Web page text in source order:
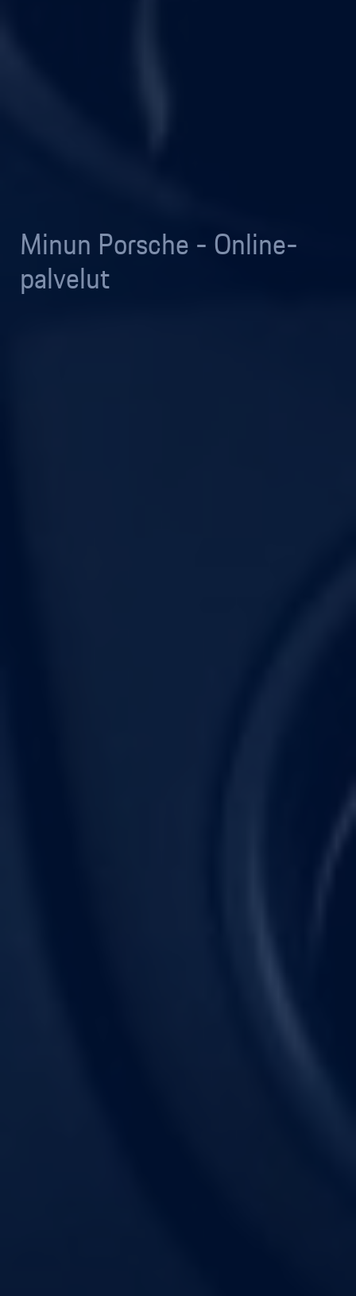
Minun Porsche - Online-
palvelut